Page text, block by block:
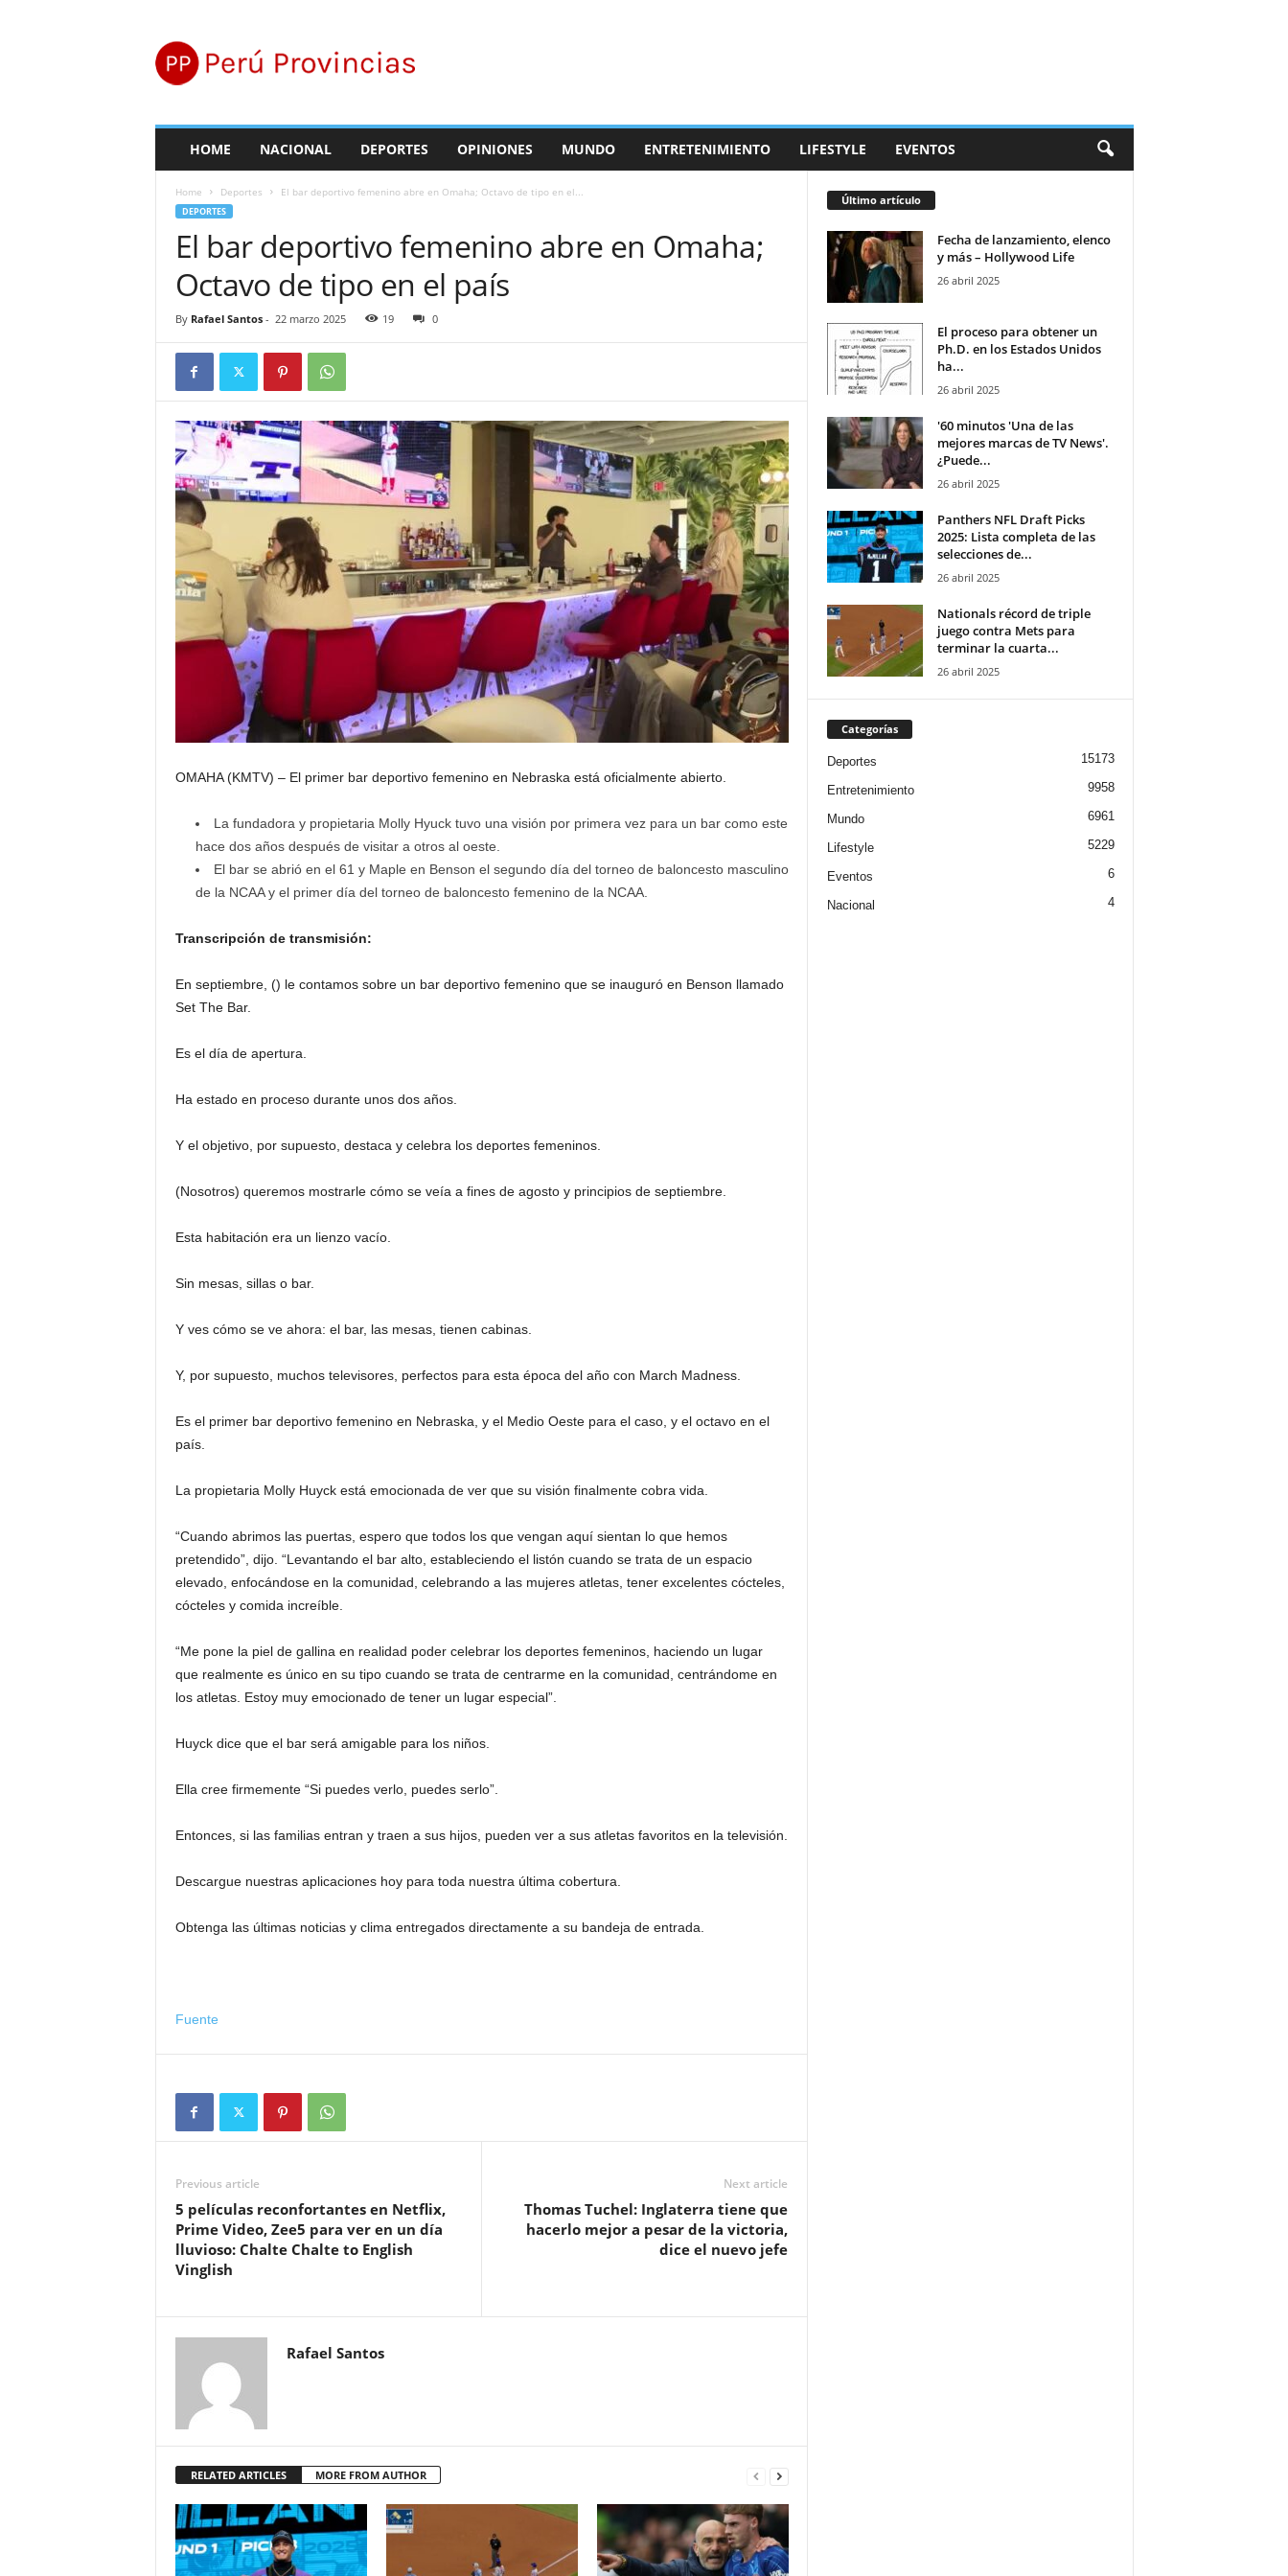
r
ú
HOME NACIONAL DEPORTES OPINIONES MUNDO ENTRETENIMIENTO LIFESTYLE EVENTOS
Home Deportes El bar deportivo femenino abre en Omaha; Octavo de tipo en el...
DEPORTES
El bar deportivo femenino abre en Omaha;
Octavo de tipo en el país
By Rafael Santos- 22 marzo 2025 19 0
OMAHA (KMTV) – El primer bar deportivo femenino en Nebraska está oficialmente abierto.
La fundadora y propietaria Molly Hyuck tuvo una visión por primera vez para un bar como este
hace dos años después de visitar a otros al oeste.
El bar se abrió en el 61 y Maple en Benson el segundo día del torneo de baloncesto masculino
de la NCAA y el primer día del torneo de baloncesto femenino de la NCAA.
Transcripción de transmisión:
En septiembre, () le contamos sobre un bar deportivo femenino que se inauguró en Benson llamado
Set The Bar.
Es el día de apertura.
Ha estado en proceso durante unos dos años.
Y el objetivo, por supuesto, destaca y celebra los deportes femeninos.
(Nosotros) queremos mostrarle cómo se veía a fines de agosto y principios de septiembre.
Esta habitación era un lienzo vacío.
Sin mesas, sillas o bar.
Y ves cómo se ve ahora: el bar, las mesas, tienen cabinas.
Y, por supuesto, muchos televisores, perfectos para esta época del año con March Madness.
Es el primer bar deportivo femenino en Nebraska, y el Medio Oeste para el caso, y el octavo en el
país.
La propietaria Molly Huyck está emocionada de ver que su visión finalmente cobra vida.
“Cuando abrimos las puertas, espero que todos los que vengan aquí sientan lo que hemos
pretendido”, dijo. “Levantando el bar alto, estableciendo el listón cuando se trata de un espacio
elevado, enfocándose en la comunidad, celebrando a las mujeres atletas, tener excelentes cócteles,
cócteles y comida increíble.
“Me pone la piel de gallina en realidad poder celebrar los deportes femeninos, haciendo un lugar
que realmente es único en su tipo cuando se trata de centrarme en la comunidad, centrándome en
los atletas. Estoy muy emocionado de tener un lugar especial”.
Huyck dice que el bar será amigable para los niños.
Ella cree firmemente “Si puedes verlo, puedes serlo”.
Entonces, si las familias entran y traen a sus hijos, pueden ver a sus atletas favoritos en la televisión.
Descargue nuestras aplicaciones hoy para toda nuestra última cobertura.
Obtenga las últimas noticias y clima entregados directamente a su bandeja de entrada.
Fuente
Previous article
5 películas reconfortantes en Netflix,
Prime Video, Zee5 para ver en un día
lluvioso: Chalte Chalte to English
Vinglish
Next article
Thomas Tuchel: Inglaterra tiene que
hacerlo mejor a pesar de la victoria,
dice el nuevo jefe
Rafael Santos
RELATED ARTICLES MORE FROM AUTHOR
Último artículo
Fecha de lanzamiento, elenco
y más – Hollywood Life
26 abril 2025
El proceso para obtener un
Ph.D. en los Estados Unidos
ha...
26 abril 2025
'60 minutos 'Una de las
mejores marcas de TV News'.
¿Puede...
26 abril 2025
Panthers NFL Draft Picks
2025: Lista completa de las
selecciones de...
26 abril 2025
Nationals récord de triple
juego contra Mets para
terminar la cuarta...
26 abril 2025
Categorías
Deportes 15173
Entretenimiento 9958
Mundo 6961
Lifestyle 5229
Eventos 6
Nacional 4